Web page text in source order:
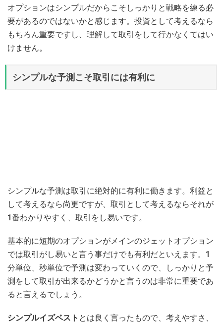
オプションはシンプルだからこそしっかりと戦略を練る必
要があるのではないかと感じます。投資として考えるなら
もちろん重要ですし、理解して取引をして行かなくてはい
けません。
シンプルな予測こそ取引には有利に
シンプルな予測は取引に絶対的に有利に働きます。利益と
して考えるなら尚更ですが、取引として考えるならそれが
1番わかりやすく、取引をし易いです。
基本的に短期のオプションがメインのジェットオプション
では取引がし易いと言う事だけでも有利だといえます。1
分単位、秒単位で予測は変わっていくので、しっかりと予
測をして取引が出来るかどうかと言うのは非常に重要であ
ると言えるでしょう。
シンプルイズベスト とは良く言ったもので、考えやすさ、